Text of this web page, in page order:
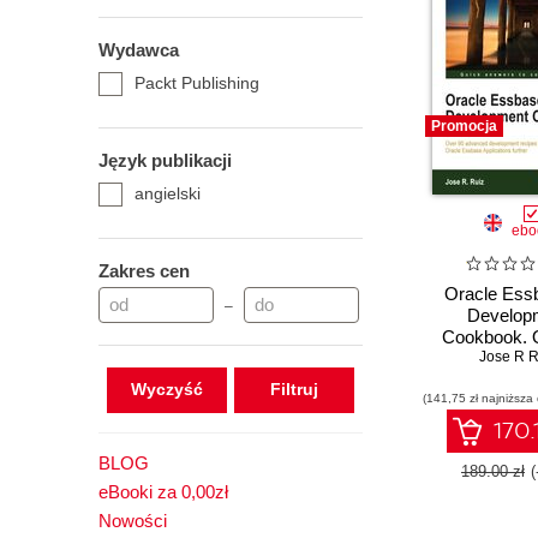
Wydawca
Packt Publishing
Język publikacji
angielski
Zakres cen
–
Wyczyść
BLOG
eBooki za 0,00zł
Nowości
Promocja
Oracle
Cookbook.
advanced
take your
Essbase
further with
and
Jose R
(141,75 zł
189.00 zł